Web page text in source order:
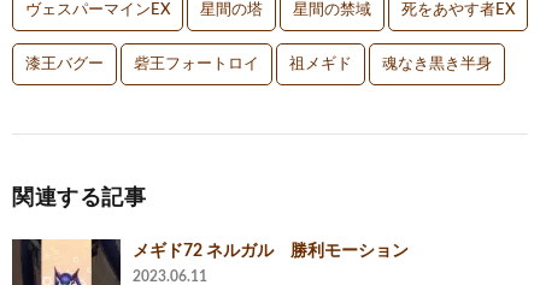
ヴェスパーマインEX 星間の塔 星間の禁域 死をあやす者EX
漆王バグー 砦王フォートロイ 祖メギド 魂なき黒き半身
関連する記事
メギド72 ネルガル 勝利モーション
2023.06.11